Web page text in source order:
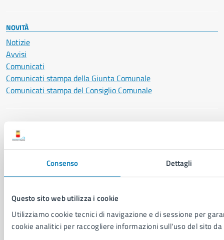
Consenso Dettagli
Questo sito web utilizza i cookie
Utilizziamo cookie tecnici di navigazione e di sessione per
cookie analitici per raccogliere informazioni sull'uso del sito
NOVITÀ
Notizie
Avvisi
Comunicati
Comunicati stampa della Giunta Comunale
Comunicati stampa del Consiglio Comunale
Luoghi
CONTATTI
Comune di Napoli
Palazzo San Giacomo, Piazza Municipio - 80133